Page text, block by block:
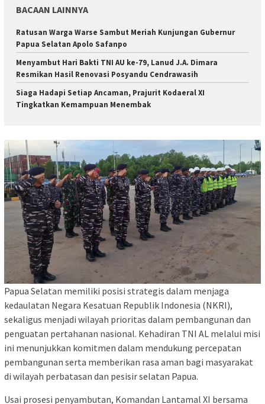
BACAAN LAINNYA
Ratusan Warga Warse Sambut Meriah Kunjungan Gubernur
Papua Selatan Apolo Safanpo
Menyambut Hari Bakti TNI AU ke-79, Lanud J.A. Dimara
Resmikan Hasil Renovasi Posyandu Cendrawasih
Siaga Hadapi Setiap Ancaman, Prajurit Kodaeral XI
Tingkatkan Kemampuan Menembak
Papua Selatan memiliki posisi strategis dalam menjaga
kedaulatan Negara Kesatuan Republik Indonesia (NKRI),
sekaligus menjadi wilayah prioritas dalam pembangunan dan
penguatan pertahanan nasional. Kehadiran TNI AL melalui misi
ini menunjukkan komitmen dalam mendukung percepatan
pembangunan serta memberikan rasa aman bagi masyarakat
di wilayah perbatasan dan pesisir selatan Papua.
Usai prosesi penyambutan, Komandan Lantamal XI bersama